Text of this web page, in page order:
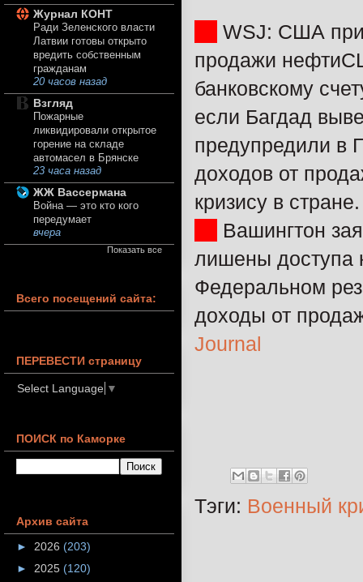
WSJ: США
продажи
банковскому
если Багдад
предупредили в
доходов от
кризису в
Вашингтон
лишены доступа
Федеральном
доходы от
Journal
Тэги: Военный
Журнал КОНТ
Ради Зеленского власти
Латвии готовы открыто
вредить собственным
гражданам
20 часов назад
Взгляд
Пожарные
ликвидировали открытое
горение на складе
автомасел в Брянске
23 часа назад
ЖЖ Вассермана
Война — это кто кого
передумает
вчера
Показать все
Всего посещений сайта:
ПЕРЕВЕСТИ страницу
Select Language ▼
ПОИСК по Каморке
Архив сайта
► 2026 (203)
► 2025 (120)